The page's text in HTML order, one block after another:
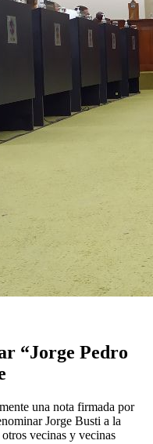
“Jorge Pedro
una nota firmada por
Jorge Busti a la
vecinas y vecinas